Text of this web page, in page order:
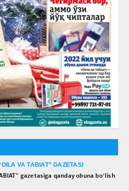
VA TABIAT” GAZETASI
gazetasiga qanday obuna bo‘lish